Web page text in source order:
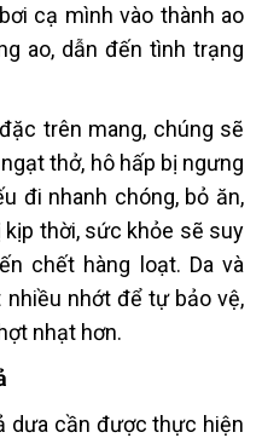
cạ mình vào thành ao
ao, dẫn đến tình trạng
trên mang, chúng sẽ
thở, hô hấp bị ngưng
đi nhanh chóng, bỏ ăn,
thời, sức khỏe sẽ suy
chết hàng loạt. Da và
nhớt để tự bảo vệ,
nhạt hơn.
dưa cần được thực hiện